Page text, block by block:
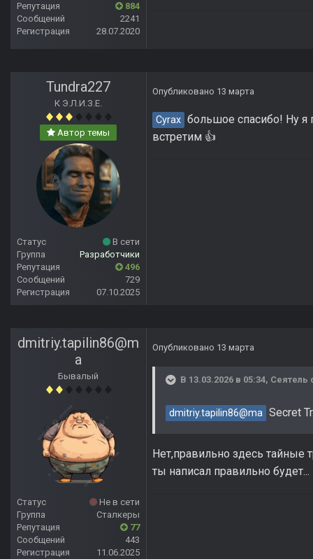
Репутация
884
Сообщений
2241
Регистрация
28.07.2020
Tundra227
К Э.Л.И.З.Е.
Автор темы
Статус
В сети
Группа
Разработчики
Репутация
496
Сообщений
729
Регистрация
07.10.2025
Опубликовано 13 марта
Cyrax большое спасибо! Ну я
встретим 👍
dmitriy.tapilin86@m
a
Бывалый
Статус
Не в сети
Группа
Сталкеры
Репутация
77
Сообщений
443
Регистрация
11.06.2025
Опубликовано 13 марта
В 13.03.2026 в 05:34, Сеятель
dmitriy.tapilin86@ma Secret
Нет,правильно здесь тайные
ты написал правильно будет...